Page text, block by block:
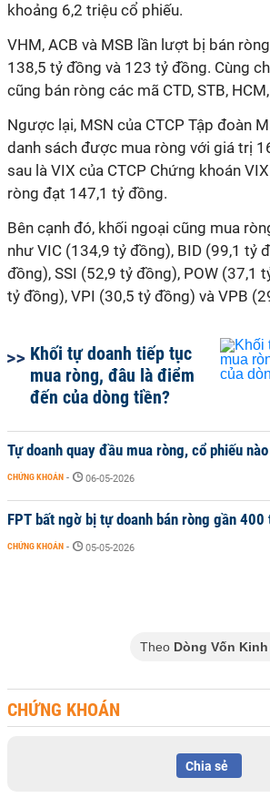
khoảng 6,2 triệu cổ phiếu.
VHM, ACB và MSB lần lượt bị bán
138,5 tỷ đồng và 123 tỷ đồng. Cùng
cũng bán ròng các mã CTD, STB,
Ngược lại, MSN của CTCP Tập đoàn
danh sách được mua ròng với giá trị
sau là VIX của CTCP Chứng khoán
ròng đạt 147,1 tỷ đồng.
Bên cạnh đó, khối ngoại cũng mua
như VIC (134,9 tỷ đồng), BID (99,1 tỷ
đồng), SSI (52,9 tỷ đồng), POW (37,1
tỷ đồng), VPI (30,5 tỷ đồng) và VPB
Khối tự doanh tiếp tục
mua ròng, đâu là điểm
đến của dòng tiền?
Tự doanh quay đầu mua ròng, cổ phiếu
CHỨNG KHOÁN - 06-05-2026
FPT bất ngờ bị tự doanh bán ròng gần 400
CHỨNG KHOÁN - 05-05-2026
Theo Dòng Vốn
CHỨNG KHOÁN
Chia sẻ